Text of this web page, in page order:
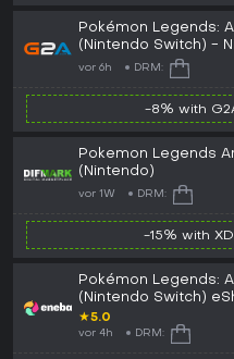
Pokémon Legends:
(Nintendo Switch) -
eShop Key - EUROPE
vor 6h DRM:
-8% with
Pokemon Legends
(Nintendo)
vor 1W DRM:
-15% with
Pokémon Legends:
(Nintendo Switch)
EUROPE
★5.0
vor 4h DRM: